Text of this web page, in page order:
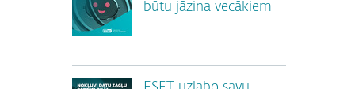
būtu jāzina vecākiem